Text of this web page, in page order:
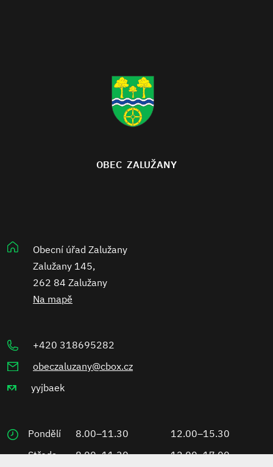
OBEC ZALUŽANY
Obecní úřad Zalužany
Zalužany 145,
262 84 Zalužany
Na mapě
+420 318695282
obeczaluzany@cbox.cz
yyjbaek
Pondělí 8.00–11.30
12.00–15.30
Středa
8.00–11.30 12.00–17.00